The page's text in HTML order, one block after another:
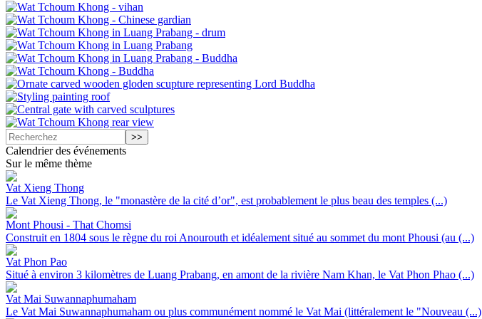
Calendrier des événements
Sur le même thème
Vat Xieng Thong
Le Vat Xieng Thong, le "monastère de la cité d’or", est probablement le plus beau des temples (...)
Mont Phousi - That Chomsi
Construit en 1804 sous le règne du roi Anourouth et idéalement situé au sommet du mont Phousi (au (...)
Vat Phon Pao
Situé à environ 3 kilomètres de Luang Prabang, en amont de la rivière Nam Khan, le Vat Phon Phao (...)
Vat Mai Suwannaphumaham
Le Vat Mai Suwannaphumaham ou plus communément nommé le Vat Mai (littéralement le "Nouveau (...)